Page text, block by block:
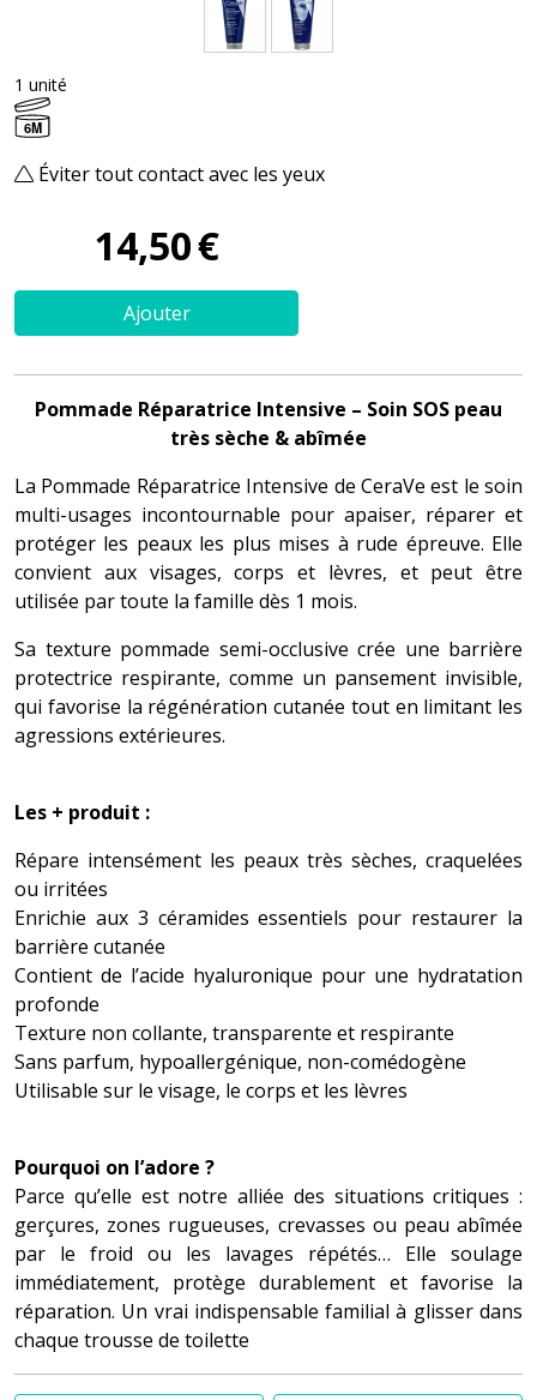
1 unité
6M
Éviter tout contact avec les yeux
14,50€
Ajouter
Pommade Réparatrice Intensive – Soin SOS peau
très sèche & abîmée
La Pommade Réparatrice Intensive de CeraVe est le soin
multi-usages incontournable pour apaiser, réparer et
protéger les peaux les plus mises à rude épreuve. Elle
convient aux visages, corps et lèvres, et peut être
utilisée par toute la famille dès 1 mois.
Sa texture pommade semi-occlusive crée une barrière
protectrice respirante, comme un pansement invisible,
qui favorise la régénération cutanée tout en limitant les
agressions extérieures.
Les + produit :
Répare intensément les peaux très sèches, craquelées
ou irritées
Enrichie aux 3 céramides essentiels pour restaurer la
barrière cutanée
Contient de l’acide hyaluronique pour une hydratation
profonde
Texture non collante, transparente et respirante
Sans parfum, hypoallergénique, non-comédogène
Utilisable sur le visage, le corps et les lèvres
Pourquoi on l’adore ?
Parce qu’elle est notre alliée des situations critiques :
gerçures, zones rugueuses, crevasses ou peau abîmée
par le froid ou les lavages répétés… Elle soulage
immédiatement, protège durablement et favorise la
réparation. Un vrai indispensable familial à glisser dans
chaque trousse de toilette